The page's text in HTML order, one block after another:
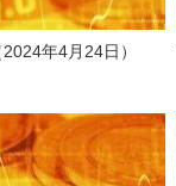
年4月24日）